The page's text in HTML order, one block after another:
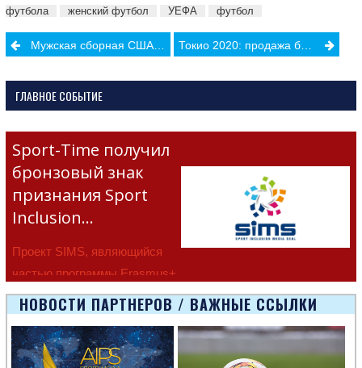
футбола
женский футбол УЕФА футбол
PostМужская сборная США призывает американскую федерацию футбола повысить женской сборной зарплату Токио 2020: продажа билетов на Олимпиаду начнется в мае
ГЛАВНОЕ СОБЫТИЕ
Sport-Time получил
бронзовый знак
признания Sport
Inclusion…
Проект SIMS, являющийся
частью программы Erasmus+
Европейско
НОВОСТИ ПАРТНЕРОВ / ВАЖНЫЕ ССЫЛКИ